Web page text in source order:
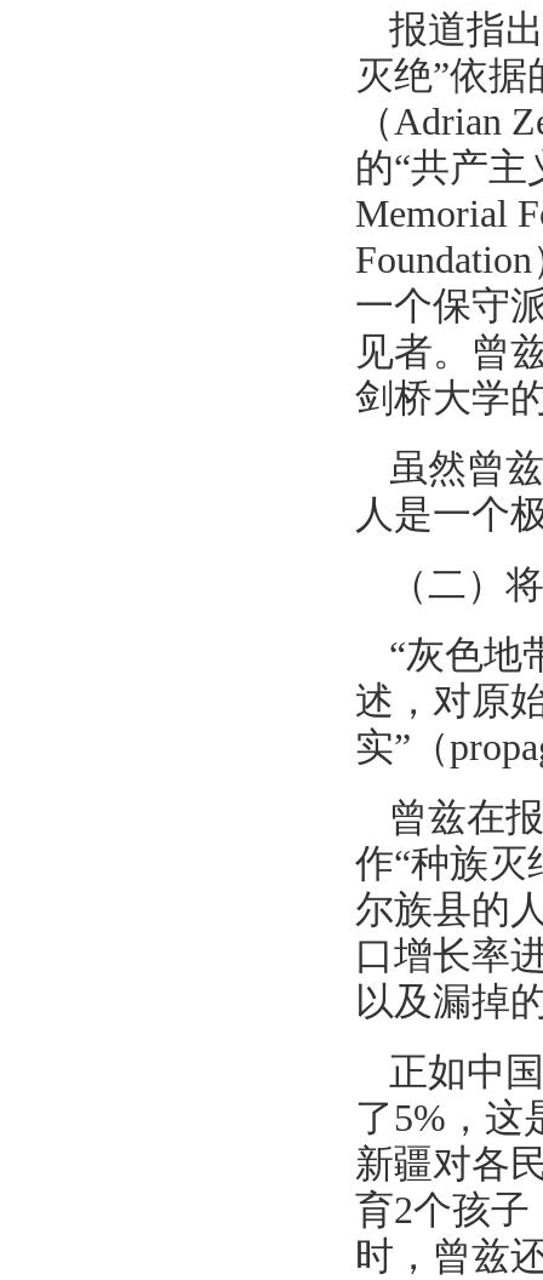
报道指
灭绝”依
（Adrian
的“共产主
Memorial
一个保守
见者。曾
剑桥大学
虽然曾
人是一个
（二）
“灰色地
述，对原
实”（
曾兹在
作“种族灭
尔族县的
口增长率
以及漏掉
正如中
了5%，这
新疆对各
育2个孩子
时，曾兹